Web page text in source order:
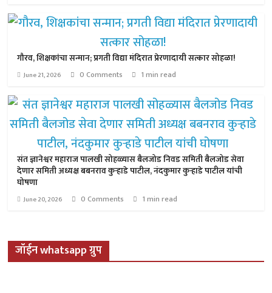
गौरव, शिक्षकांचा सन्मान; प्रगती विद्या मंदिरात प्रेरणादायी सत्कार सोहळा!
June 21, 2026 0 Comments 1 min read
संत ज्ञानेश्वर महाराज पालखी सोहळ्यास बैलजोड निवड समिती बैलजोड सेवा
देणार समिती अध्यक्ष बबनराव कुऱ्हाडे पाटील, नंदकुमार कुऱ्हाडे पाटील यांची
घोषणा
June 20, 2026 0 Comments 1 min read
जॉईन whatsapp ग्रुप